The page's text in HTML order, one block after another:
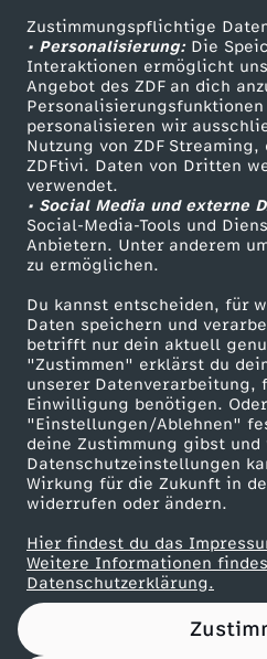
Zustimmungspflichtige
• Personalisierung:Die
Interaktionen ermöglicht
Angebot des ZDF an dich
personalisieren wir
Nutzung von ZDF Streaming,
ZDFtivi. Daten von Dritten
verwendet.
• Social Media und externe
Social-Media-Tools und
Anbietern. Unter anderem
zu ermöglichen.
Du kannst entscheiden, für
Daten speichern und
betrifft nur dein aktuell
"Zustimmen" erklärst du
unserer Datenverarbeitung,
Einwilligung benötigen.
"Einstellungen/Ablehnen"
deine Zustimmung gibst
Datenschutzeinstellungen
Wirkung für die Zukunft in
widerrufen oder ändern.
Hier findest du das
Weitere Informationen
Datenschutzerklärung.
Livestreams
Sendungen A-Z
TV-Programm
ZDF Unternehmen
Karriere
ZDF goes Schule
Werbefernsehen
Mainzelmännchen
Partner